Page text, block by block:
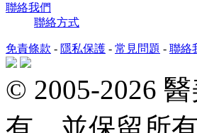
聯絡我們
聯絡方式
免責條款 - 隱私保護 - 常見問題 - 聯絡
© 2005-2026